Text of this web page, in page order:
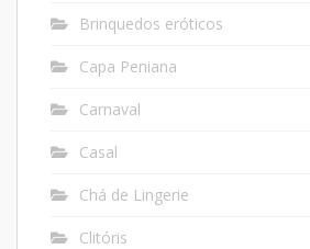
Brinquedos eróticos
Capa Peniana
Carnaval
Casal
Chá de Lingerie
Clitóris